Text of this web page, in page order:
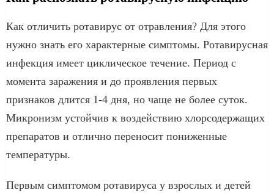
Как отличить ротавирус от отравления? Для этого
нужно знать его характерные симптомы. Ротавирусная
инфекция имеет циклическое течение. Период с
момента заражения и до проявления первых
признаков длится 1-4 дня, но чаще не более суток.
Микронизм устойчив к воздействию хлорсодержащих
препаратов и отлично переносит пониженные
температуры.
Первым симптомом ротавируса у взрослых и детей